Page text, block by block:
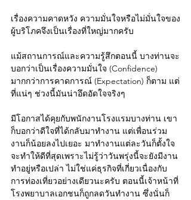
เรื่องความคาดหวัง ความมั่นใจหรือไม่มั่นใจของ
ผู้บริโภคจึงเป็นเรื่องที่ใหญ่มากครับ
แม้สถานการณ์และความรู้สึกตอนนี้ บางท่านจะ
บอกว่าเป็นเรื่องความมั่นใจ (Confidence)
มากกว่าการคาดการณ์ (Expectation) ก็ตาม แต่
ที่แน่ๆ ช่วงนี้มันน่าอึดอัดใจจริงๆ
มีโอกาสได้คุยกับพนักงานโรงแรมบางท่าน เขา
ก็บอกว่าดีใจที่ได้กลับมาทำงาน แต่เพื่อนร่วม
งานก็น้อยลงไปเยอะ มาทำงานแต่ละวันก็ตั้งใจ
จะทำให้ดีที่สุดเพราะไม่รู้ว่าวันพรุ่งนี้จะยังมีงาน
ทำอยู่หรือเปล่า ไม่ใช่แค่ธุรกิจที่เกี่ยวเนื่องกับ
การท่องเที่ยวอย่างเดียวนะครับ ตอนนี้เจ้าหน้าที่
โรงพยาบาลเอกชนก็ถูกลดวันทำงาน ซึ่งนั่นก็